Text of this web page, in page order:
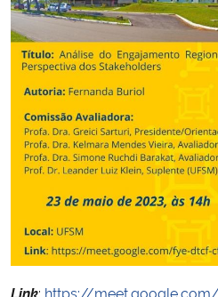
Ministério do Meio Ambiente
Ministério do Turismo
Ministério do Desenvolvimento Regional
Controladoria-Geral da União
Ministério da Mulher, da Família e dos
Secretaria-Geral
Link: https://